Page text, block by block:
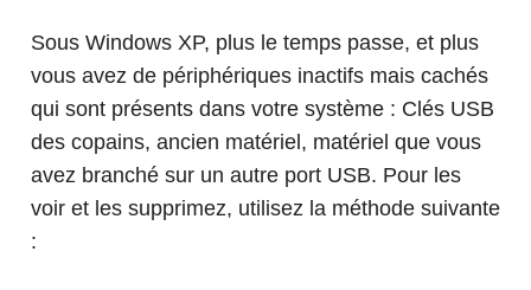
Sous Windows XP, plus le temps passe, et plus
vous avez de périphériques inactifs mais cachés
qui sont présents dans votre système : Clés USB
des copains, ancien matériel, matériel que vous
avez branché sur un autre port USB. Pour les
voir et les supprimez, utilisez la méthode suivante
: